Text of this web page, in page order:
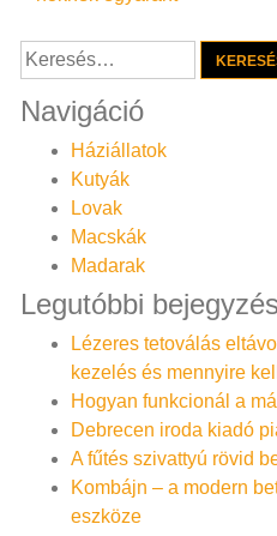
navigáció
Keresés:
Navigáció
Háziállatok
Kutyák
Lovak
Macskák
Madarak
Legutóbbi
Lézeres tetoválás
kezelés és mennyire
Hogyan funkcionál a
Debrecen iroda kiadó
A fűtés szivattyú rövid
Kombájn – a modern
eszköze